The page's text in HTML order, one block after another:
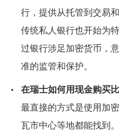
行，提供从托管到交易
传统私人银行也开始为
过银行涉足加密货币，
准的监管和保护。
在瑞士如何用现金购买
最直接的方式是使用加
瓦市中心等地都能找到